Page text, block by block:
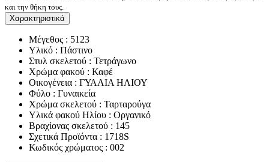
και την θήκη τους.
Χαρακτηριστικά
Μέγεθος : 5123
Υλικό : Πάστινο
Στυλ σκελετού : Τετράγωνο
Χρώμα φακού : Καφέ
Οικογένεια : ΓΥΑΛΙΑ ΗΛΙΟΥ
Φύλο : Γυναικεία
Χρώμα σκελετού : Ταρταρούγα
Υλικά φακού Ηλίου : Οργανικό
Βραχίονας σκελετού : 145
Σχετικά Προϊόντα : 1718S
Κωδικός χρώματος : 002